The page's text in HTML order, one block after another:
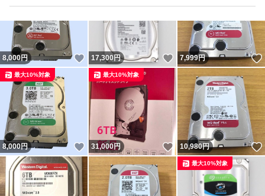
8,000円 いいね！
17,300円 いいね！
7,999円
8,000円 いいね！
最大10%対象
31,000円 いいね！
最大10%対象
10,980円
最大10%対象